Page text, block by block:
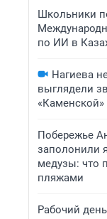
Школьники
по ИИ в
Нагиева
выглядели
«Каменской»
Побережье
заполонили
медузы: что
пляжами
Рабочий